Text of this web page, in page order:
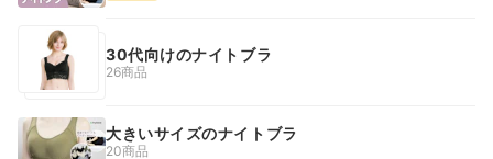
30代向けのナイトブラ
26商品
大きいサイズのナイトブラ
20商品